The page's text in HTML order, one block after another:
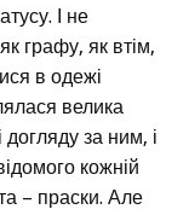
І не
графу, як втім,
в одежі
велика
догляду за ним, і
кожній
– праски. Але